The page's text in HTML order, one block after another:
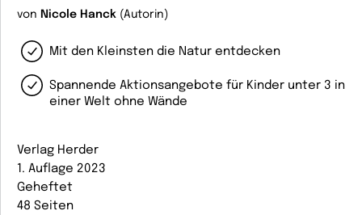
von Nicole Hanck (Autorin)
Mit den Kleinsten die Natur entdecken
Spannende Aktionsangebote für Kinder unter 3 in
einer Welt ohne Wände
Verlag Herder
1. Auflage 2023
Geheftet
48 Seiten